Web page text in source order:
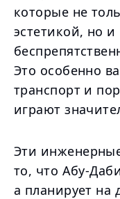
которые не
эстетикой, но
Это особенно
транспорт и
играют
Эти
то, что Абу-
а планирует на